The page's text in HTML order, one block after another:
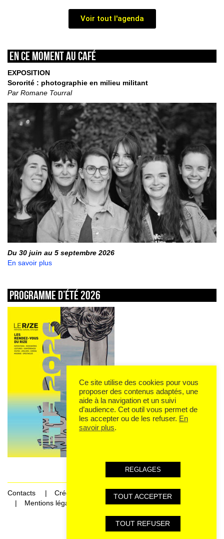
Voir tout l'agenda
En ce moment au café
EXPOSITION
Sororité : photographie en milieu militant
Par Romane Tourral
Du 30 juin au 5 septembre 2026
En savoir plus
Programme d’été 2026
Contacts
Crédits
Mentions légales et données personnelles
Ce site utilise des cookies pour vous
proposer des contenus adaptés, une
aide à la navigation et un suivi
d’audience. Cet outil vous permet de
les accepter ou de les refuser. En
savoir plus.
REGLAGES
TOUT ACCEPTER
TOUT REFUSER